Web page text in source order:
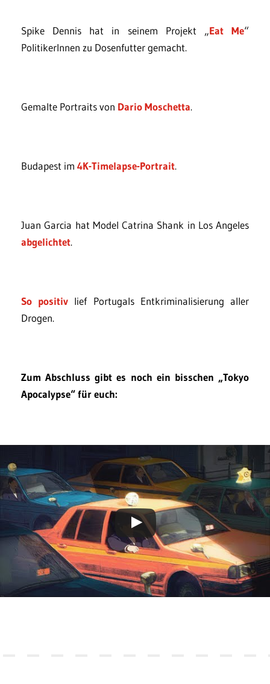
Spike Dennis hat in seinem Projekt „Eat Me“
PolitikerInnen zu Dosenfutter gemacht.
Gemalte Portraits von Dario Moschetta.
Budapest im 4K-Timelapse-Portrait.
Juan Garcia hat Model Catrina Shank in Los Angeles
abgelichtet.
So positiv lief Portugals Entkriminalisierung aller
Drogen.
Zum Abschluss gibt es noch ein bisschen „Tokyo
Apocalypse“ für euch: